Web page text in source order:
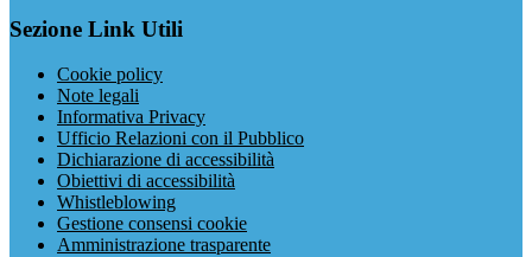
Sezione Link Utili
Cookie policy
Note legali
Informativa Privacy
Ufficio Relazioni con il Pubblico
Dichiarazione di accessibilità
Obiettivi di accessibilità
Whistleblowing
Gestione consensi cookie
Amministrazione trasparente